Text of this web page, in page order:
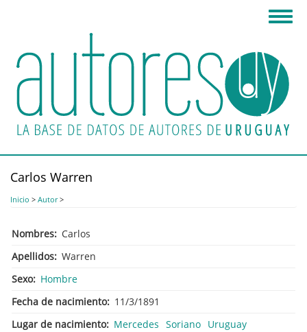
principal
Carlos Warren
Inicio > Autor>
Nombres
Carlos
Apellidos Warren
Sexo
Hombre
Fecha de nacimiento
11/3/1891
Lugar de nacimiento
Mercedes Soriano Uruguay